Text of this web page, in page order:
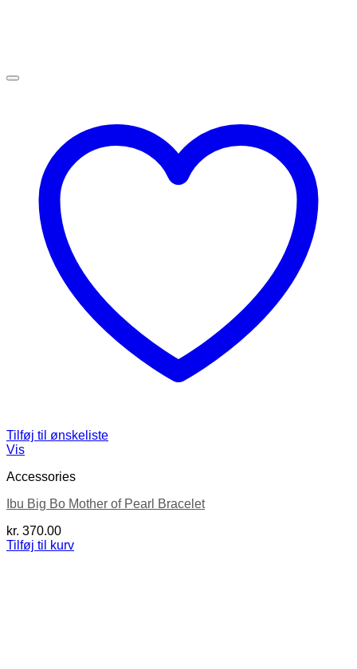
Tilføj til ønskeliste
Vis
Accessories
Ibu Big Bo Mother of Pearl Bracelet
kr. 370.00
Tilføj til kurv